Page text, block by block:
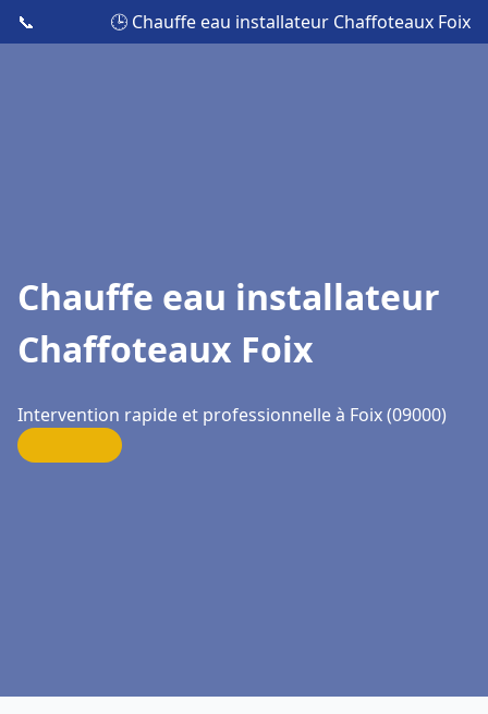
📞 🕒 Chauffe eau installateur Chaffoteaux Foix
Chauffe eau installateur
Chaffoteaux Foix
Intervention rapide et professionnelle à Foix (09000)